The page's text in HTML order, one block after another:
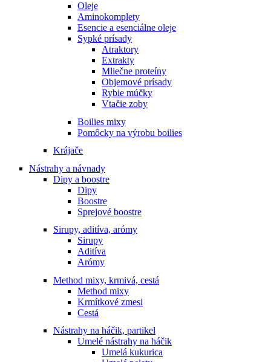
Oleje
Aminokomplety
Esencie a esenciálne oleje
Sypké prísady
Atraktory
Extrakty
Mliečne proteíny
Objemové prísady
Rybie múčky
Vtačie zoby
Boilies mixy
Pomôcky na výrobu boilies
Krájače
Nástrahy a návnady
Dipy a boostre
Dipy
Boostre
Sprejové boostre
Sirupy, aditíva, arómy
Sirupy
Aditíva
Arómy
Method mixy, krmivá, cestá
Method mixy
Krmítkové zmesi
Cestá
Nástrahy na háčik, partikel
Umelé nástrahy na háčik
Umelá kukurica